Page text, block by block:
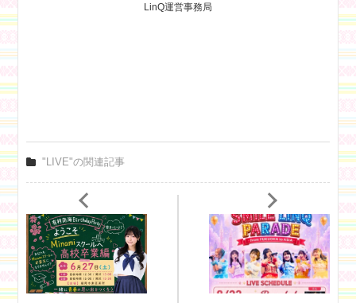
LinQ運営事務局
"LIVE"の関連記事